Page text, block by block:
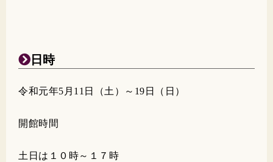
日時
令和元年5月11日（土）～19日（日）
開館時間
土日は１０時～１７時